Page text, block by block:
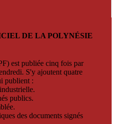
DE LA POLYNÉSIE
est publiée cinq fois par
S'y ajoutent quatre
publient :
publics.
des documents signés